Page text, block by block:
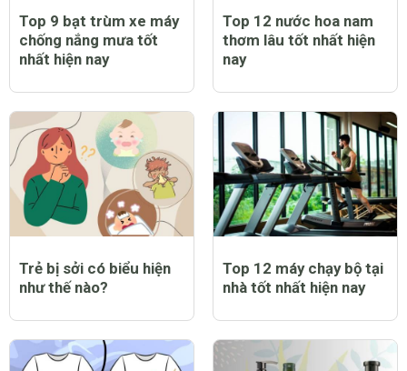
Top 9 bạt trùm xe máy
chống nắng mưa tốt
nhất hiện nay
Top 12 nước hoa nam
thơm lâu tốt nhất hiện
nay
Trẻ bị sởi có biểu hiện
như thế nào?
Top 12 máy chạy bộ tại
nhà tốt nhất hiện nay